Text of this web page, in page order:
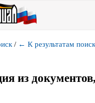
/ ← К результатам
из